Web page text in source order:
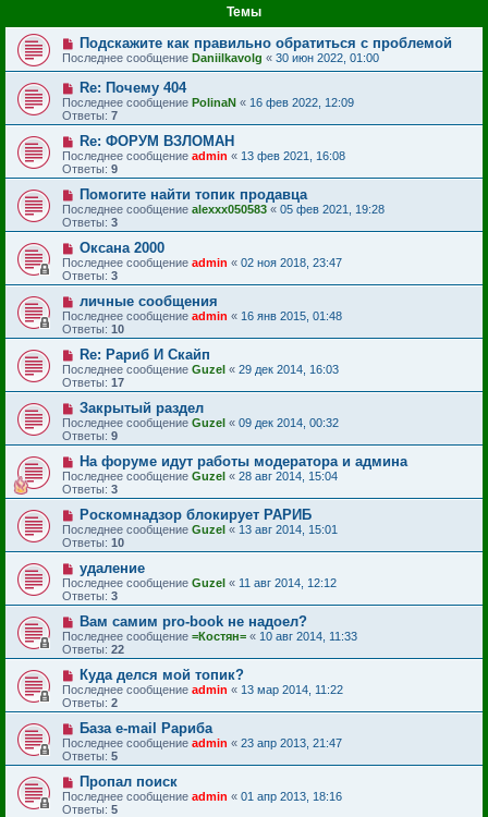
Темы
Подскажите как правильно обратиться с проблемой
Последнее сообщение Daniilkavolg « 30 июн 2022, 01:00
Re: Почему 404
Последнее сообщение PolinaN « 16 фев 2022, 12:09
Ответы: 7
Re: ФОРУМ ВЗЛОМАН
Последнее сообщение admin « 13 фев 2021, 16:08
Ответы: 9
Помогите найти топик продавца
Последнее сообщение alexxx050583 « 05 фев 2021, 19:28
Ответы: 3
Оксана 2000
Последнее сообщение admin « 02 ноя 2018, 23:47
Ответы: 3
личные сообщения
Последнее сообщение admin « 16 янв 2015, 01:48
Ответы: 10
Re: Рариб И Скайп
Последнее сообщение Guzel « 29 дек 2014, 16:03
Ответы: 17
Закрытый раздел
Последнее сообщение Guzel « 09 дек 2014, 00:32
Ответы: 9
На форуме идут работы модератора и админа
Последнее сообщение Guzel « 28 авг 2014, 15:04
Ответы: 3
Роскомнадзор блокирует РАРИБ
Последнее сообщение Guzel « 13 авг 2014, 15:01
Ответы: 10
удаление
Последнее сообщение Guzel « 11 авг 2014, 12:12
Ответы: 3
Вам самим pro-book не надоел?
Последнее сообщение =Костян= « 10 авг 2014, 11:33
Ответы: 22
Куда делся мой топик?
Последнее сообщение admin « 13 мар 2014, 11:22
Ответы: 2
База e-mail Рариба
Последнее сообщение admin « 23 апр 2013, 21:47
Ответы: 5
Пропал поиск
Последнее сообщение admin « 01 апр 2013, 18:16
Ответы: 5